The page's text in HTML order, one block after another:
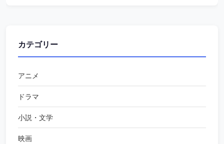
カテゴリー
アニメ
ドラマ
小説・文学
映画